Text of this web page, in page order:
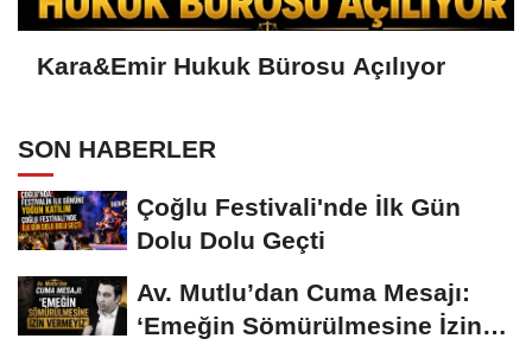
Kara&Emir Hukuk Bürosu Açılıyor
SON HABERLER
Çoğlu Festivali'nde İlk Gün
Dolu Dolu Geçti
Av. Mutlu’dan Cuma Mesajı:
‘Emeğin Sömürülmesine İzin